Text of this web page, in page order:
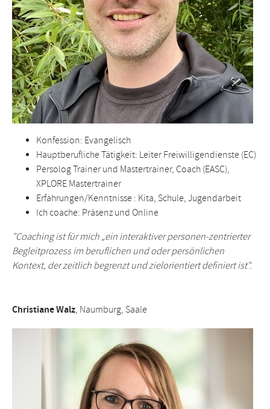
Konfession: Evangelisch
Hauptberufliche Tätigkeit: Leiter Freiwilligendienste (EC)
Persolog Trainer und Mastertrainer, Coach (EASC),
XPLORE Mastertrainer
Erfahrungen/Kenntnisse : Kita, Schule, Jugendarbeit
Ich coache: Präsenz und Online
"Coaching ist für mich „ein interaktiver personen-zentrierter
Begleitprozess im beruflichen und oder persönlichen
Kontext, der zeitlich begrenzt und zielorientiert definiert ist".
Christiane Walz, Naumburg, Saale